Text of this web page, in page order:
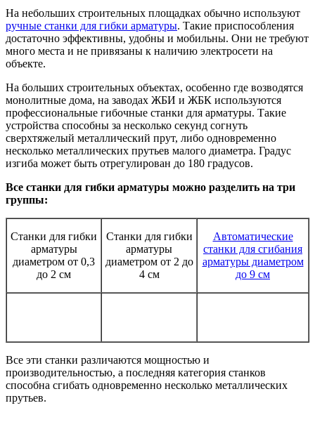
На небольших строительных площадках обычно используют
ручные станки для гибки арматуры. Такие приспособления
достаточно эффективны, удобны и мобильны. Они не требуют
много места и не привязаны к наличию электросети на
объекте.
На больших строительных объектах, особенно где возводятся
монолитные дома, на заводах ЖБИ и ЖБК используются
профессиональные гибочные станки для арматуры. Такие
устройства способны за несколько секунд согнуть
сверхтяжелый металлический прут, либо одновременно
несколько металлических прутьев малого диаметра. Градус
изгиба может быть отрегулирован до 180 градусов.
Все станки для гибки арматуры можно разделить на три
группы:
Станки для гибки
арматуры
диаметром от 0,3
до 2 см
Станки для гибки
арматуры
диаметром от 2 до
4 см
Автоматические
станки для сгибания
арматуры диаметром
до 9 см
Все эти станки различаются мощностью и
производительностью, а последняя категория станков
способна сгибать одновременно несколько металлических
прутьев.